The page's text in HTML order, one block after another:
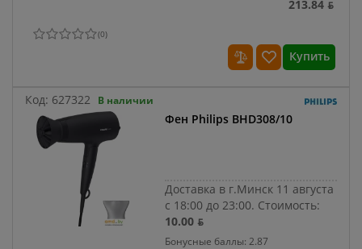
213.84 ƃ
(0)
Купить
Код: 627322 В наличии
Фен Philips BHD308/10
Доставка в г.Минск 11 августа
с 18:00 до 23:00. Стоимость:
10.00 ƃ
Бонусные баллы: 2.87